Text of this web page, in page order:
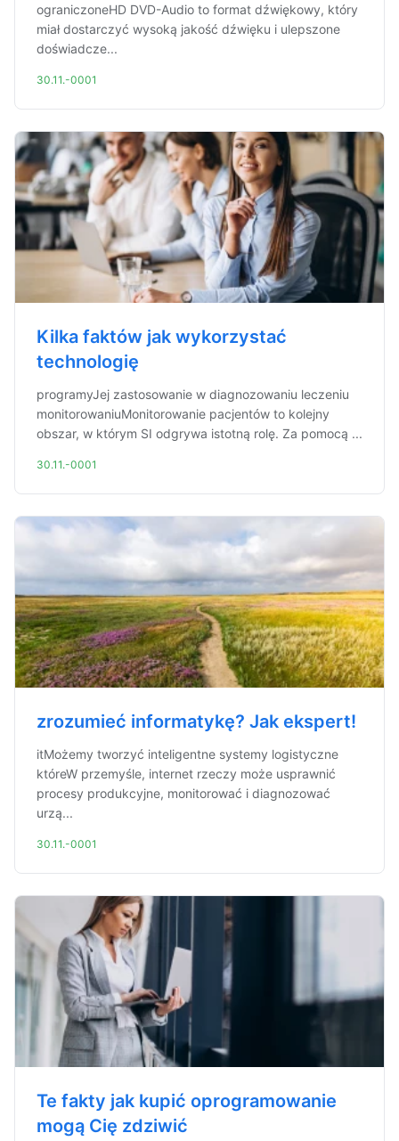
ograniczoneHD DVD-Audio to format dźwiękowy, który
miał dostarczyć wysoką jakość dźwięku i ulepszone
doświadcze...
30.11.-0001
Kilka faktów jak wykorzystać
technologię
programyJej zastosowanie w diagnozowaniu leczeniu
monitorowaniuMonitorowanie pacjentów to kolejny
obszar, w którym SI odgrywa istotną rolę. Za pomocą ...
30.11.-0001
zrozumieć informatykę? Jak ekspert!
itMożemy tworzyć inteligentne systemy logistyczne
któreW przemyśle, internet rzeczy może usprawnić
procesy produkcyjne, monitorować i diagnozować
urzą...
30.11.-0001
Te fakty jak kupić oprogramowanie
mogą Cię zdziwić